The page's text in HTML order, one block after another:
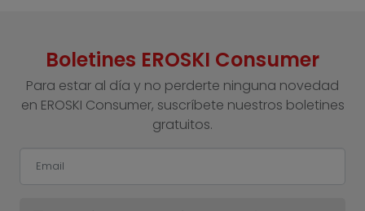
Boletines EROSKI Consumer
Para estar al día y no perderte ninguna novedad
en EROSKI Consumer, suscríbete nuestros boletines
gratuitos.